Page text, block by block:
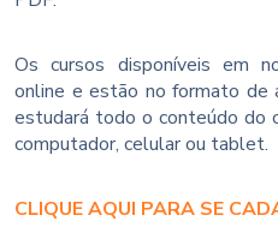
Os cursos disponíveis em
online e estão no formato de
estudará todo o conteúdo do
computador, celular ou tablet.
CLIQUE AQUI PARA SE